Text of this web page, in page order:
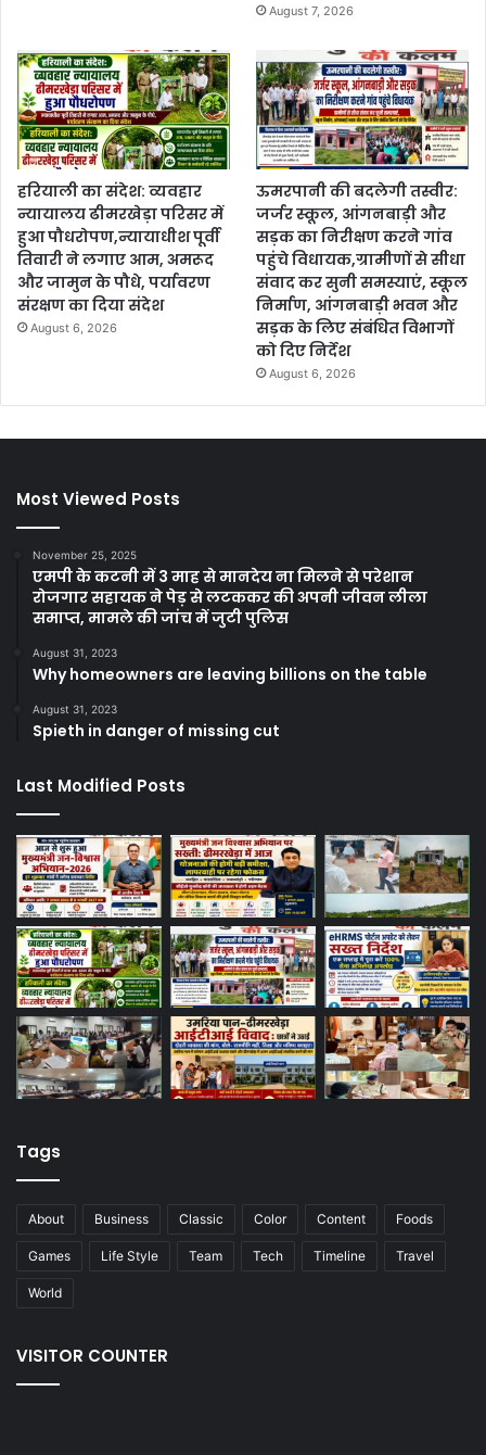
August 7, 2026
हरियाली का संदेश: व्यवहार
न्यायालय ढीमरखेड़ा परिसर में
हुआ पौधरोपण,न्यायाधीश पूर्वी
तिवारी ने लगाए आम, अमरूद
और जामुन के पौधे, पर्यावरण
संरक्षण का दिया संदेश
August 6, 2026
ऊमरपानी की बदलेगी तस्वीर:
जर्जर स्कूल, आंगनबाड़ी और
सड़क का निरीक्षण करने गांव
पहुंचे विधायक,ग्रामीणों से सीधा
संवाद कर सुनी समस्याएं, स्कूल
निर्माण, आंगनबाड़ी भवन और
सड़क के लिए संबंधित विभागों
को दिए निर्देश
August 6, 2026
Most Viewed Posts
November 25, 2025
एमपी के कटनी में 3 माह से मानदेय ना मिलने से परेशान
रोजगार सहायक ने पेड़ से लटककर की अपनी जीवन लीला
समाप्त, मामले की जांच में जुटी पुलिस
August 31, 2023
Why homeowners are leaving billions on the table
August 31, 2023
Spieth in danger of missing cut
Last Modified Posts
Tags
About Business Classic Color Content Foods
Games Life Style Team Tech Timeline Travel
World
VISITOR COUNTER